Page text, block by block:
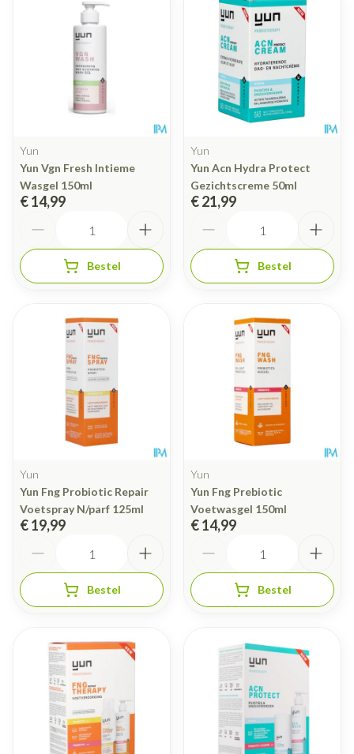
Yun
Yun Vgn Fresh Intieme
Wasgel 150ml
€ 14,99
Bestel
Yun
Yun Acn Hydra Protect
Gezichtscreme 50ml
€ 21,99
Bestel
Yun
Yun Fng Probiotic Repair
Voetspray N/parf 125ml
€ 19,99
Bestel
Yun
Yun Fng Prebiotic
Voetwasgel 150ml
€ 14,99
Bestel